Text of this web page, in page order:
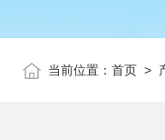
当前位置： 首页 >